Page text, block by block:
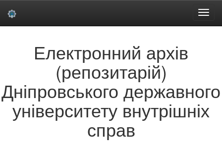
Електронний архів
(репозитарій)
Дніпровського державного
університету внутрішніх
справ